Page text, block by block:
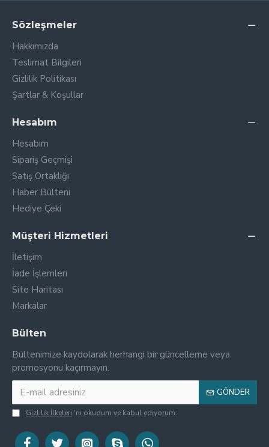
Sözleşmeler
Hakkımızda
Teslimat Bilgileri
Gizlilik Politikası
Şartlar & Koşullar
Hesabım
Hesabım
Sipariş Geçmişi
Satış Ortaklığı
Haber Bülteni
Hediye Çeki
Müşteri Hizmetleri
İletişim
İade İşlemleri
Site Haritası
Markalar
Bülten
Bültenimize kaydolarak herhangi bir güncelleme veya
promosyonu kaçırmayın.
GÖNDER
Gizlilik İlkeleri 'ni okudum ve kabul ediyorum.